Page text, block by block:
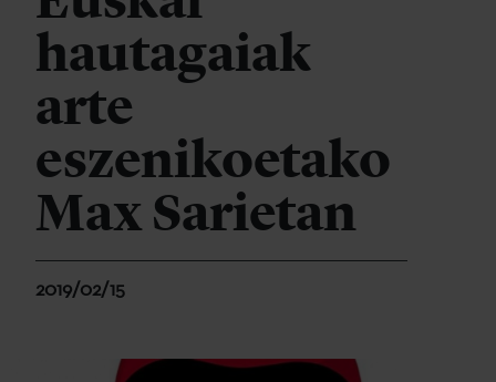
hautagaiak
arte
eszenikoetako
Max Sarietan
2019/02/15